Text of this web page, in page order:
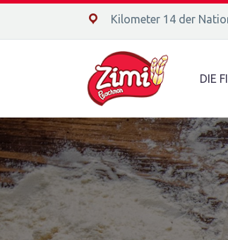
14ο χλμ. Ε.Ο. Χαλκίδας –
Kilometer 14 der
DIE